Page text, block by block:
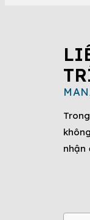
nhận